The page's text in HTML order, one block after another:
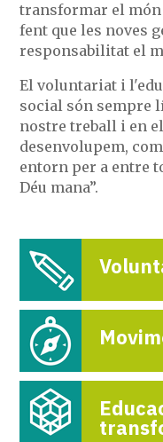
transformar el
fent que les noves
responsabilitat el
El voluntariat i
social són sempre
nostre treball i en
desenvolupem,
entorn per a entre
Déu mana”.